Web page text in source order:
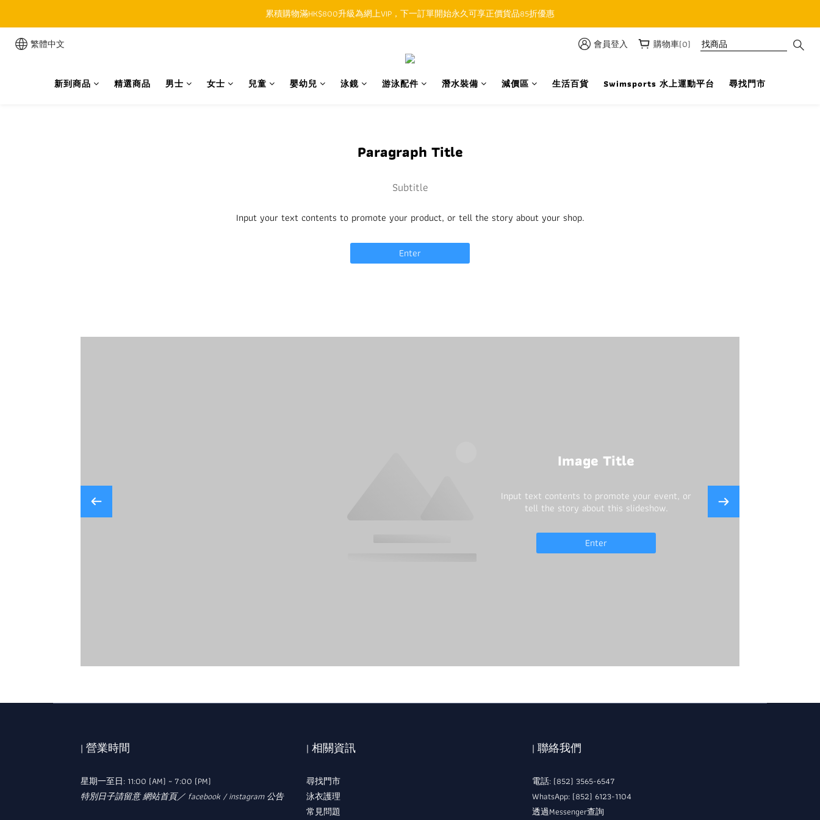
順豐香港SFHK APP取件通知功能將取代SMS短訊
累積購物滿HK$800升級為網上VIP，下一訂單開始永久可享正價貨品85折優惠
繁體中文 會員登入 購物車(0)
新到商品 精選商品 男士 女士 兒童 嬰幼兒 泳鏡 游泳配件 潛水裝備 減價區 生活百貨 Swimsports 水上運動平台 尋找門市
Paragraph Title
Subtitle
Input your text contents to promote your product, or tell the story about your shop.
Enter
Image Title
Input text contents to promote your event, or
tell the story about this slideshow.
Enter
| 營業時間
星期一至日: 11:00 (AM) ~ 7:00 (PM)
特別日子請留意 網站首頁／ facebook / instagram 公告
| 相關資訊
尋找門市
泳衣護理
常見問題
| 聯絡我們
電話: (852) 3565-6547
WhatsApp: (852) 6123-1104
透過Messenger查詢